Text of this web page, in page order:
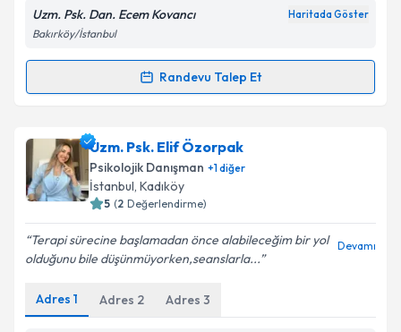
Uzm. Psk. Dan. Ecem Kovancı Haritada Göster
Bakırköy/İstanbul
Randevu Talep Et
Randevu Takvimi Talebi
Uzm. Psk. Dan. Ecem Kovancı
talebi oluşturun. Size bu uzmandan randevu almanız
için bir takvim hazırlandığında e-posta ile
bilgilendireceğiz.
E-posta Adresiniz
Kişisel verilerimin işlenmesine ilişkinAydınlatma
Uzm. Psk. Elif Özorpak
Psikolojik Danışman +1diğer
İstanbul, Kadıköy
5 (2 Değerlendirme)
Terapi sürecine başlamadan önce alabileceğim bir yol
olduğunu bile düşünmüyorken,seanslarla...
Devamı
Adres 1 Adres 2 Adres 3